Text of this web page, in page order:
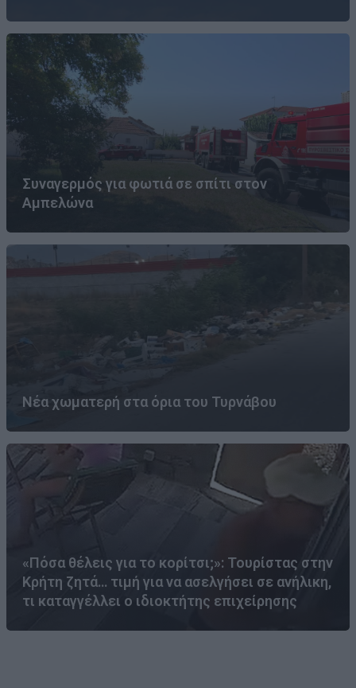
Συναγερμός για φωτιά σε σπίτι στον
Αμπελώνα
Νέα χωματερή στα όρια του Τυρνάβου
«Πόσα θέλεις για το κορίτσι;»: Τουρίστας στην
Κρήτη ζητά… τιμή για να ασελγήσει σε ανήλικη,
τι καταγγέλλει ο ιδιοκτήτης επιχείρησης